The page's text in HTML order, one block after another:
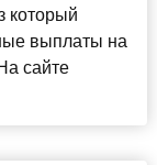
который
выплаты на
сайте